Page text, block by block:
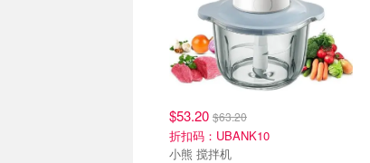
$53.20 $63.20
折扣码：UBANK10
小熊 搅拌机